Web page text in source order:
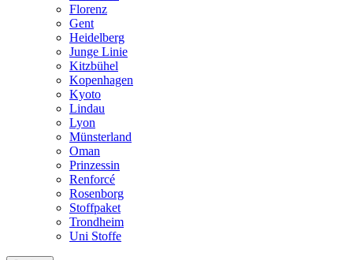
Florenz
Gent
Heidelberg
Junge Linie
Kitzbühel
Kopenhagen
Kyoto
Lindau
Lyon
Münsterland
Oman
Prinzessin
Renforcé
Rosenborg
Stoffpaket
Trondheim
Uni Stoffe